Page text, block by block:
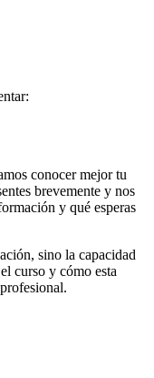
conocer mejor tu
brevemente y nos
y qué esperas
sino la capacidad
curso y cómo esta